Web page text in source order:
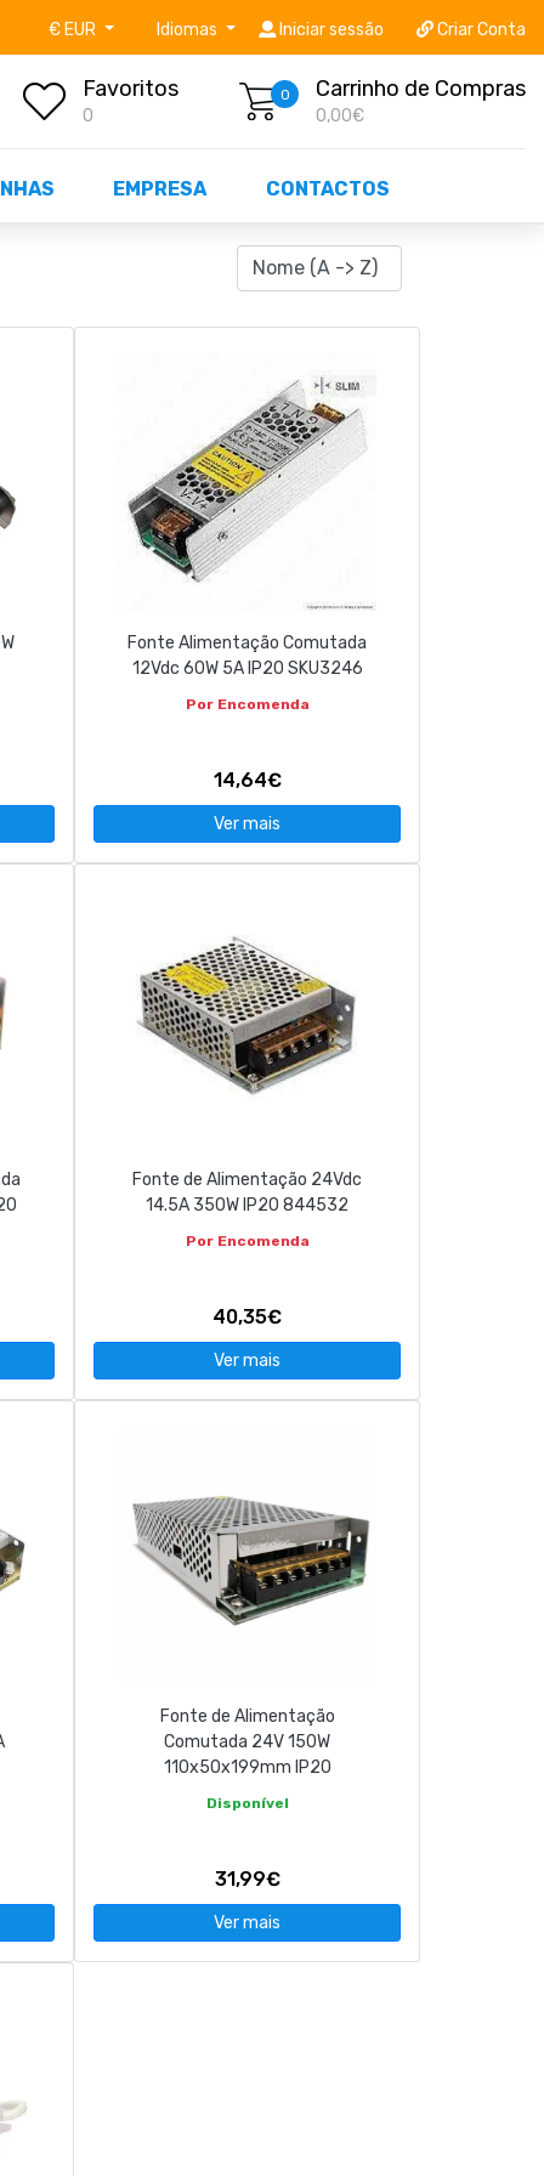
STOCK OFF! Não perca já as centenas de
€ EUR Idiomas Iniciar sessão Criar Conta
Favoritos
0
0 Carrinho de Compras
0,00€
EMPRESA CONTACTOS
Fonte Alimentação Comutada
12Vdc 60W 5A IP20 SKU3246
Por Encomenda
14,64€
Ver mais
Fonte de Alimentação 24Vdc
14.5A 350W IP20 844532
Por Encomenda
40,35€
Ver mais
Fonte de Alimentação
Comutada 24V 150W
110x50x199mm IP20
Disponível
31,99€
Ver mais